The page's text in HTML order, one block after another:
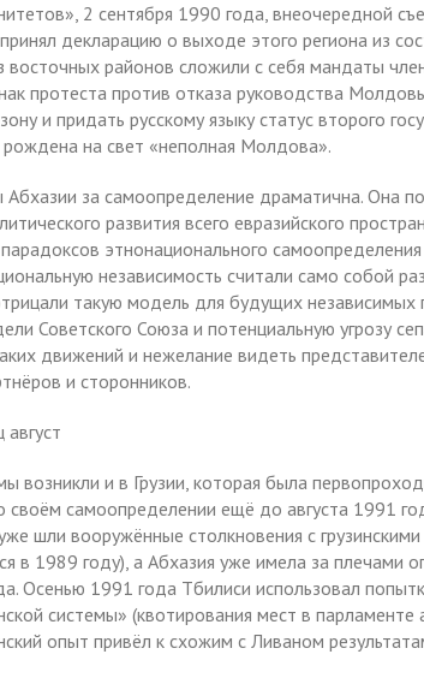
2 сентября 1990 года, внеочередной
декларацию о выходе этого региона из
восточных районов сложили с себя мандаты
протеста против отказа руководства
и придать русскому языку статус второго
на свет «неполная Молдова».
Абхазии за самоопределение драматична. Она
развития всего евразийского
этнонационального
независимость считали само собой
такую модель для будущих независимых
Советского Союза и потенциальную угрозу
движений и нежелание видеть
и сторонников.
возникли и в Грузии, которая была
своём самоопределении ещё до августа 1991
шли вооружённые столкновения с
в 1989 году), а Абхазия уже имела за плечами
Осенью 1991 года Тбилиси использовал
системы» (квотирования мест в
опыт привёл к схожим с Ливаном